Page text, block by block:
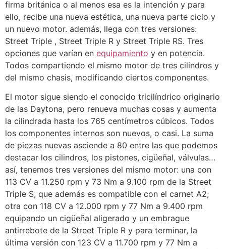
firma británica o al menos esa es la intención y para
ello, recibe una nueva estética, una nueva parte ciclo y
un nuevo motor. además, llega con tres versiones:
Street Triple , Street Triple R y Street Triple RS. Tres
opciones que varían en equipamiento y en potencia.
Todos compartiendo el mismo motor de tres cilindros y
del mismo chasis, modificando ciertos componentes.
El motor sigue siendo el conocido tricilíndrico originario
de las Daytona, pero renueva muchas cosas y aumenta
la cilindrada hasta los 765 centímetros cúbicos. Todos
los componentes internos son nuevos, o casi. La suma
de piezas nuevas asciende a 80 entre las que podemos
destacar los cilindros, los pistones, cigüeñal, válvulas…
así, tenemos tres versiones del mismo motor: una con
113 CV a 11.250 rpm y 73 Nm a 9.100 rpm de la Street
Triple S, que además es compatible con el carnet A2;
otra con 118 CV a 12.000 rpm y 77 Nm a 9.400 rpm
equipando un cigüeñal aligerado y un embrague
antirrebote de la Street Triple R y para terminar, la
última versión con 123 CV a 11.700 rpm y 77 Nm a